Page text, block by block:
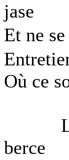
jase
Et ne
Où ce
La
berce